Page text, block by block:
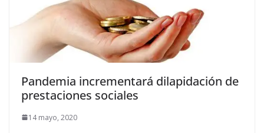
Pandemia incrementará dilapidación de
prestaciones sociales
14 mayo, 2020